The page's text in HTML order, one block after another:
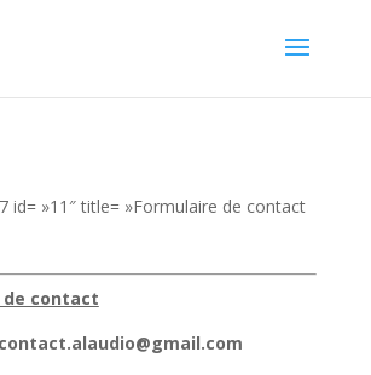
id= »11″ title= »Formulaire de contact
de contact
contact.alaudio@gmail.com